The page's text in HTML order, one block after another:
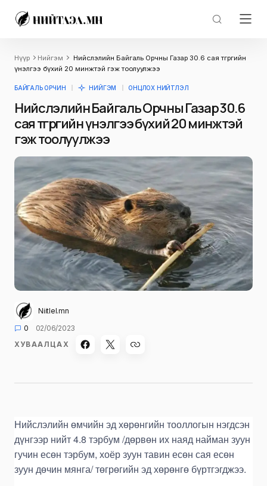
Нүүр Нийгэм
Нийслэлийн Байгаль Орчны Газар 30.6 сая төгрөгийн
үнэлгээ бүхий 20 минжтэй гэж тоолуулжээ
БАЙГАЛЬ ОРЧИН НИЙГЭМ ОНЦЛОХ НИЙТЛЭЛ
Нийслэлийн Байгаль Орчны Газар 30.6
сая төгрөгийн үнэлгээ бүхий 20 минжтэй
гэж тоолуулжээ
Niitlel.mn
0
02/06/2023
ХУВААЛЦАХ
Нийслэлийн өмчийн эд хөрөнгийн тооллогын нэгдсэн
дүнгээр нийт 4.8 тэрбум /дөрвөн их наяд найман зуун
гучин есөн тэрбум, хоёр зуун тавин есөн сая есөн
зуун дөчин мянга/ төгрөгийн эд хөрөнгө бүртгэгджээ.